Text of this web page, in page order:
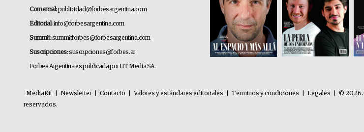
Comercial:publicidad@forbesargentina.com
Editorial:info@forbesargentina.com
Summit:summitforbes@forbesargentina.com
Suscripciones:suscripciones@forbes.ar
Forbes Argentina es publicada por HT Media SA.
MediaKit Newsletter Contacto Valores y estándares editoriales Términos y condiciones Legales
© 2026.
reservados.